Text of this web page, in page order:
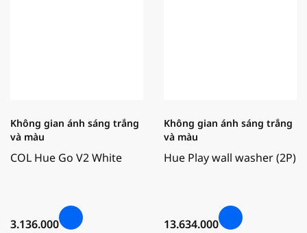
Không gian ánh sáng trắng
và màu
COL Hue Go V2 White
3.136.000
Không gian ánh sáng trắng
và màu
Hue Play wall washer (2P)
13.634.000